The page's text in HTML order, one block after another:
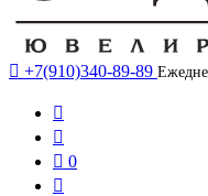
 +7(910)340-89-89


 0
